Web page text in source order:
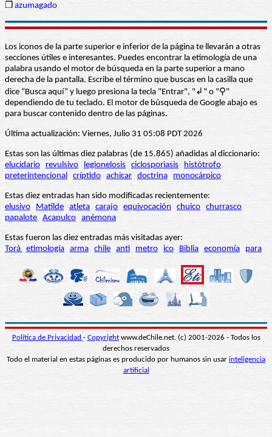
❒ azumagado
Los iconos de la parte superior e inferior de la página te llevarán a otras
secciones útiles e interesantes. Puedes encontrar la etimología de una
palabra usando el motor de búsqueda en la parte superior a mano
derecha de la pantalla. Escribe el término que buscas en la casilla que
dice “Busca aquí” y luego presiona la tecla "Entrar", "↲" o "⚲"
dependiendo de tu teclado. El motor de búsqueda de Google abajo es
para buscar contenido dentro de las páginas.
Última actualización: Viernes, Julio 31 05:08 PDT 2026
Estas son las últimas diez palabras (de 15.865) añadidas al diccionario:
elucidario
revulsivo legionelosis ciclosporiasis
histótrofo
preterintencional
críptido achicar doctrina monocárpico
Estas diez entradas han sido modificadas recientemente:
elusivo
Matilde atleta carajo equivocación chuico churrasco
papalote Acapulco anémona
Estas fueron las diez entradas más visitadas ayer:
Torá etimología arma chile anti metro ico Biblia economía para
Política de Privacidad - Copyrightwww.deChile.net. (c) 2001-2026 - Todos los
derechos reservados
Todo el material en estas páginas es producido por humanos sin usar inteligencia
artificial